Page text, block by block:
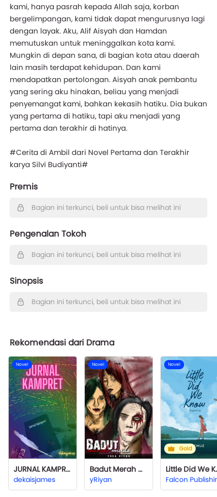
kami, hanya pasrah kepada Allah saja, korban
bergelimpangan, kami tidak dapat mengurusnya lagi
dengan layak. Aku, Alif Aisyah dan Hamdan
memutuskan untuk meninggalkan kota kami.
Mungkin di depan sana, di bagian kota atau daerah
lain masih terdapat kehidupan. Dan kami
mendapatkan pertolongan. Aisyah anak pembantu
yang sering aku hinakan, beliau yang menjadi
penyemangat kami, bahkan kekasih hatiku. Dia bukan
yang pertama di hatiku, tapi aku menjadi yang
pertama dan terakhir di hatinya.
#Cerita di Ambil dari Novel Pertama dan Terakhir
karya Silvi Budiyanti#
Premis
Bagian ini terkunci, beli untuk bisa melihat ini
Pengenalan Tokoh
Bagian ini terkunci, beli untuk bisa melihat ini
Sinopsis
Bagian ini terkunci, beli untuk bisa melihat ini
Rekomendasi dari Drama
Novel
JURNAL KAMPRET
dekaisjames
Novel
Badut Merah Muda
yRiyan
Novel
Gold
Falcon